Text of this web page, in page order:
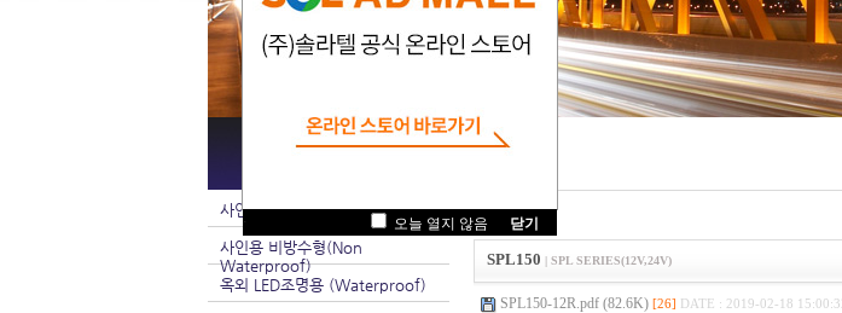
. 오늘 열지 않음 닫기
사인용 방수형(Waterproof)
사인용 비방수형(Non
Waterproof)
옥외 LED조명용 (Waterproof)
SPL150 | SPL SERIES(12V,24V)
SPL150-12R.pdf (82.6K) [26] DATE : 2019-02-18